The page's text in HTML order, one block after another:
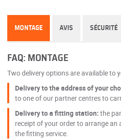
MONTAGE AVIS SÉCURITÉ
FAQ: MONTAGE
Two delivery options are available to
Delivery to the address of your
to one of our partner centres to
Delivery to a fitting station: the
receipt of your order to arrange
the fitting service.